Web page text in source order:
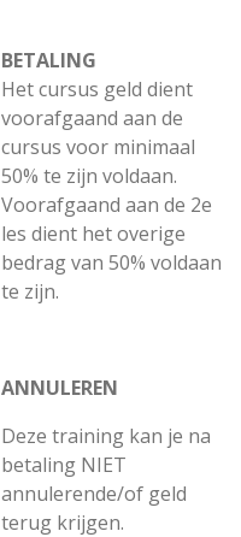
BETALING
Het cursus geld dient
voorafgaand aan de
cursus voor minimaal
50% te zijn voldaan.
Voorafgaand aan de 2e
les dient het overige
bedrag van 50% voldaan
te zijn.
ANNULEREN
Deze training kan je na
betaling NIET
annulerende/of geld
terug krijgen.